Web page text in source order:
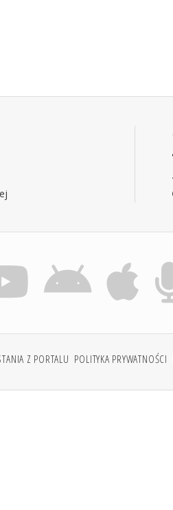
Z PORTALU POLITYKA PRYWATNOŚCI